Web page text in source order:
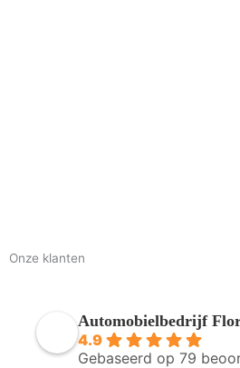
Onze klanten
Automobielbedrijf
4.9
Gebaseerd op 79